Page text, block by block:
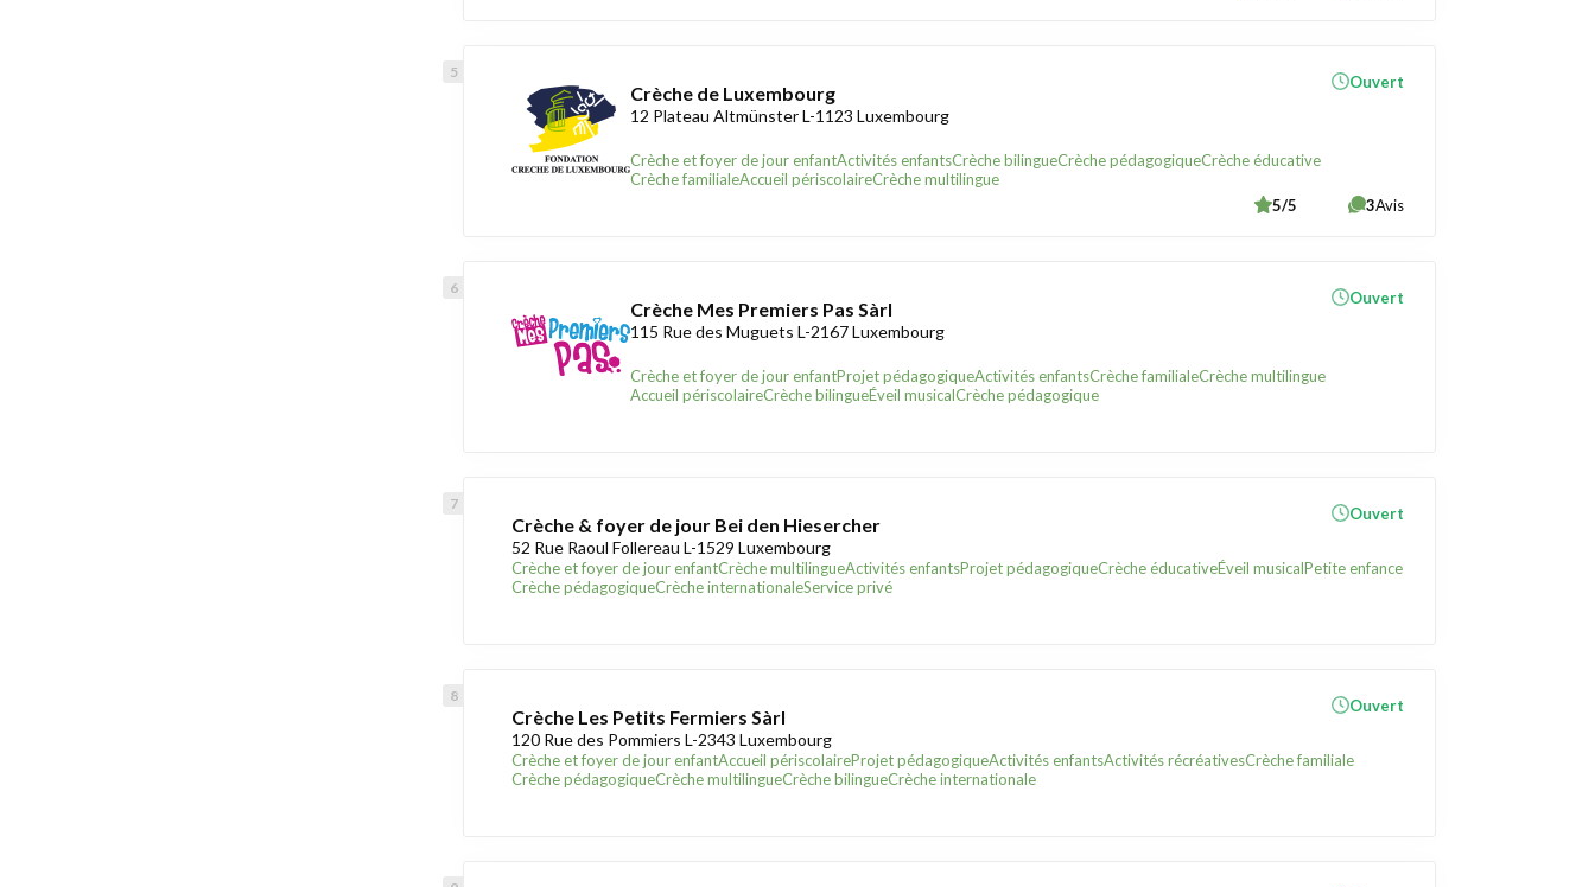
Crèche de Luxembourg
12 Plateau Altmünster L-1123 Luxembourg
Crèche et foyer de jour enfantActivités enfantsCrèche bilingueCrèche pédagogiqueCrèche éducative
Crèche familialeAccueil périscolaireCrèche multilingue
Ouvert
5/5 3Avis
Crèche Mes Premiers Pas Sàrl
115 Rue des Muguets L-2167 Luxembourg
Crèche et foyer de jour enfantProjet pédagogiqueActivités enfantsCrèche familialeCrèche multilingue
Accueil périscolaireCrèche bilingueÉveil musicalCrèche pédagogique
Ouvert
Crèche & foyer de jour Bei den Hiesercher
52 Rue Raoul Follereau L-1529 Luxembourg
Crèche et foyer de jour enfantCrèche multilingueActivités enfantsProjet pédagogiqueCrèche éducativeÉveil musicalPetite enfance
Crèche pédagogiqueCrèche internationaleService privé
Ouvert
Crèche Les Petits Fermiers Sàrl
120 Rue des Pommiers L-2343 Luxembourg
Crèche et foyer de jour enfantAccueil périscolaireProjet pédagogiqueActivités enfantsActivités récréativesCrèche familiale
Crèche pédagogiqueCrèche multilingueCrèche bilingueCrèche internationale
Ouvert